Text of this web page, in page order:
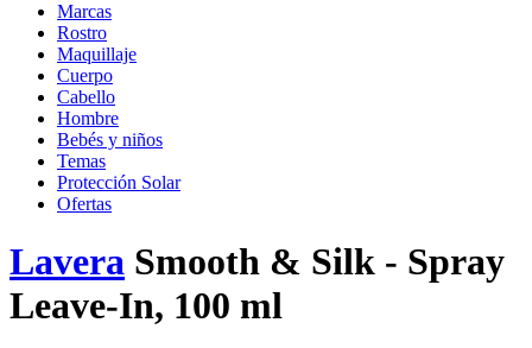
Marcas
Rostro
Maquillaje
Cuerpo
Cabello
Hombre
Bebés y niños
Temas
Protección Solar
Ofertas
Lavera Smooth & Silk - Spray
Leave-In, 100 ml